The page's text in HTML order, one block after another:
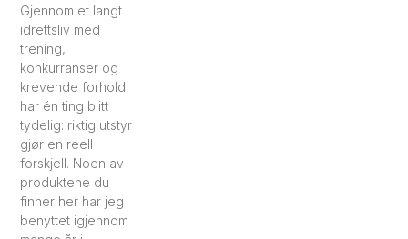
Gjennom et langt
idrettsliv med
trening,
konkurranser og
krevende forhold
har én ting blitt
tydelig: riktig utstyr
gjør en reell
forskjell. Noen av
produktene du
finner her har jeg
benyttet igjennom